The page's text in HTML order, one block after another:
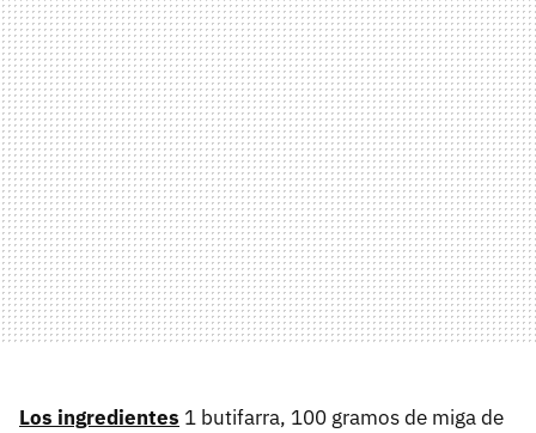
Los ingredientes 1 butifarra, 100 gramos de miga de